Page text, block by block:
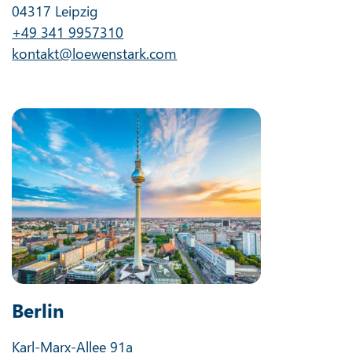
04317 Leipzig
+49 341 9957310
kontakt@loewenstark.com
Berlin
Karl-Marx-Allee 91a